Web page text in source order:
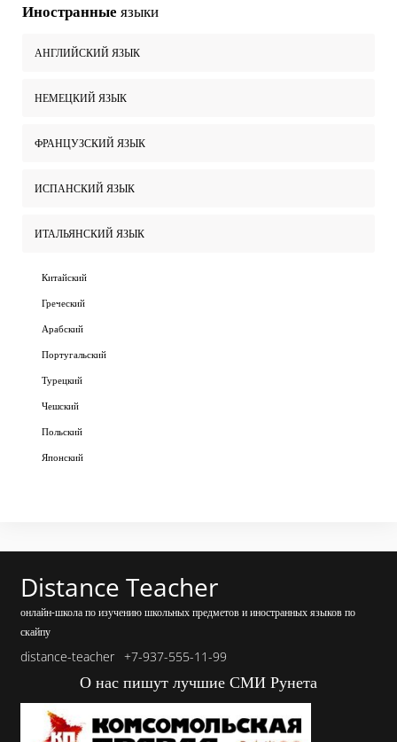
Иностранные языки
АНГЛИЙСКИЙ ЯЗЫК
НЕМЕЦКИЙ ЯЗЫК
ФРАНЦУЗСКИЙ ЯЗЫК
ИСПАНСКИЙ ЯЗЫК
ИТАЛЬЯНСКИЙ ЯЗЫК
Китайский
Греческий
Арабский
Португальский
Турецкий
Чешский
Польский
Японский
Distance Teacher
онлайн-школа по изучению школьных предметов и иностранных языков по
скайпу
distance-teacher +7-937-555-11-99
О нас пишут лучшие СМИ Рунета